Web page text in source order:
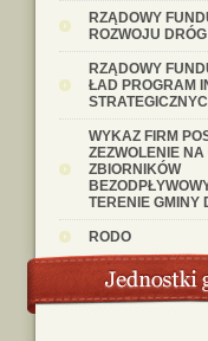
RZĄDOWY
ROZWOJU DRÓG
RZĄDOWY
ŁAD PROGRAM
WYKAZ FIRM
ZEZWOLENIE
ZBIORNIKÓW
TERENIE GMINY
RODO